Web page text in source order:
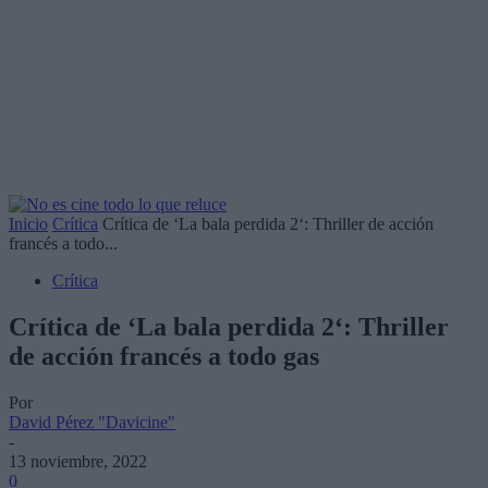
Inicio Crítica Crítica de ‘La bala perdida 2‘: Thriller de acción
francés a todo...
Crítica
Crítica de ‘La bala perdida 2‘: Thriller
de acción francés a todo gas
Por
David Pérez "Davicine"
-
13 noviembre, 2022
0